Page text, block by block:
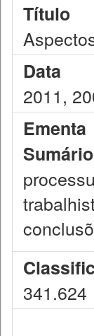
Título
Data
2011,
Ementa
341.624